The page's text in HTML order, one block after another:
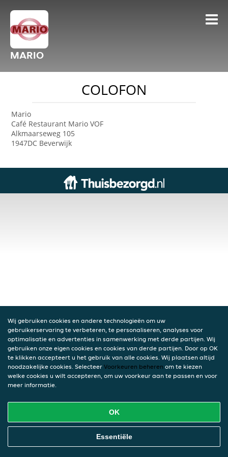
MARIO
COLOFON
Mario
Café Restaurant Mario VOF
Alkmaarseweg 105
1947DC Beverwijk
Wij gebruiken cookies en andere technologieën om uw
gebruikerservaring te verbeteren, te personaliseren, analyses voor
optimalisatie en advertenties in samenwerking met derde partijen. Wij
gebruiken onze eigen cookies en cookies van derde partijen. Door op OK
te klikken accepteert u het gebruik van alle cookies. Wij plaatsen altijd
noodzakelijke cookies. Selecteer Voorkeuren beheren om te kiezen
welke cookies u wilt accepteren, om uw voorkeur aan te passen en voor
meer informatie.
OK
Essentiële